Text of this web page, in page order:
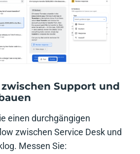
Support und
einen durchgängigen
zwischen Service Desk und
Messen Sie: